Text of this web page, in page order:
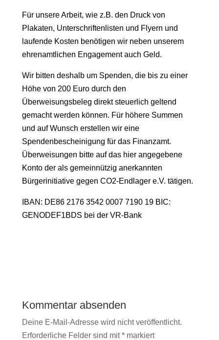
Für unsere Arbeit, wie z.B. den Druck von
Plakaten, Unterschriftenlisten und Flyern und
laufende Kosten benötigen wir neben unserem
ehrenamtlichen Engagement auch Geld.
Wir bitten deshalb um Spenden, die bis zu einer
Höhe von 200 Euro durch den
Überweisungsbeleg direkt steuerlich geltend
gemacht werden können. Für höhere Summen
und auf Wunsch erstellen wir eine
Spendenbescheinigung für das Finanzamt.
Überweisungen bitte auf das hier angegebene
Konto der als gemeinnützig anerkannten
Bürgerinitiative gegen CO2-Endlager e.V. tätigen.
IBAN: DE86 2176 3542 0007 7190 19 BIC:
GENODEF1BDS bei der VR-Bank
Kommentar absenden
Deine E-Mail-Adresse wird nicht veröffentlicht.
Erforderliche Felder sind mit*markiert